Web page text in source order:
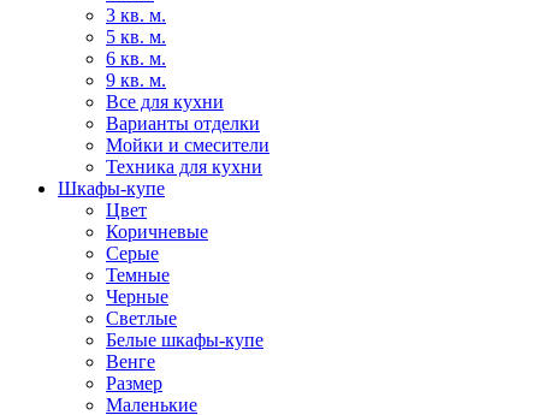
3 кв. м.
5 кв. м.
6 кв. м.
9 кв. м.
Все для кухни
Варианты отделки
Мойки и смесители
Техника для кухни
Шкафы-купе
Цвет
Коричневые
Серые
Темные
Черные
Светлые
Белые шкафы-купе
Венге
Размер
Маленькие